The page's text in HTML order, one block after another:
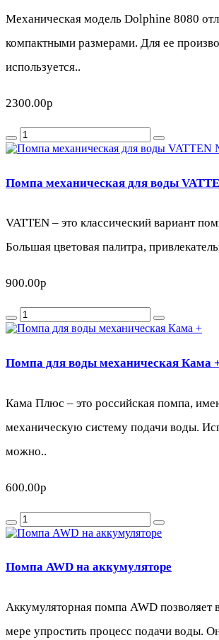
Механическая модель Dolphine 8080
компактными размерами. Для ее
используется..
2300.00р
Помпа механическая для воды
VATTEN – это классический вариант
Большая цветовая палитра,
900.00р
Помпа для воды механическая Кама
Кама Плюс – это российская помпа,
механическую систему подачи воды.
можно..
600.00р
Помпа AWD на аккумуляторе
Аккумуляторная помпа AWD позволяет
мере упростить процесс подачи воды.